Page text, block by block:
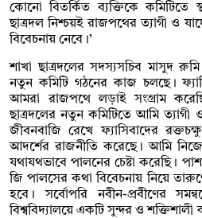
কোনো বিতর্কিত ব্যক্তিকে কমিটিতে
ছাত্রদল নিশ্চয়ই রাজপথের ত্যাগী ও
বিবেচনায় নেবে।’
শাখা ছাত্রদলের সদস্যসচিব মাসুদ
নতুন কমিটি গঠনের কাজ চলছে।
আমরা রাজপথে লড়াই সংগ্রাম
ছাত্রদলের নতুন কমিটিতে আমি ত্যাগী
জীবনবাজি রেখে ফ্যাসিবাদের
আদর্শের রাজনীতি করেছে। আমি
যথাযথভাবে পালনের চেষ্টা করেছি।
জি পালসের কথা বিবেচনায় নিয়ে
হবে। সর্বোপরি নবীন-প্রবীণের
বিশ্ববিদ্যালয়ে একটি সুন্দর ও